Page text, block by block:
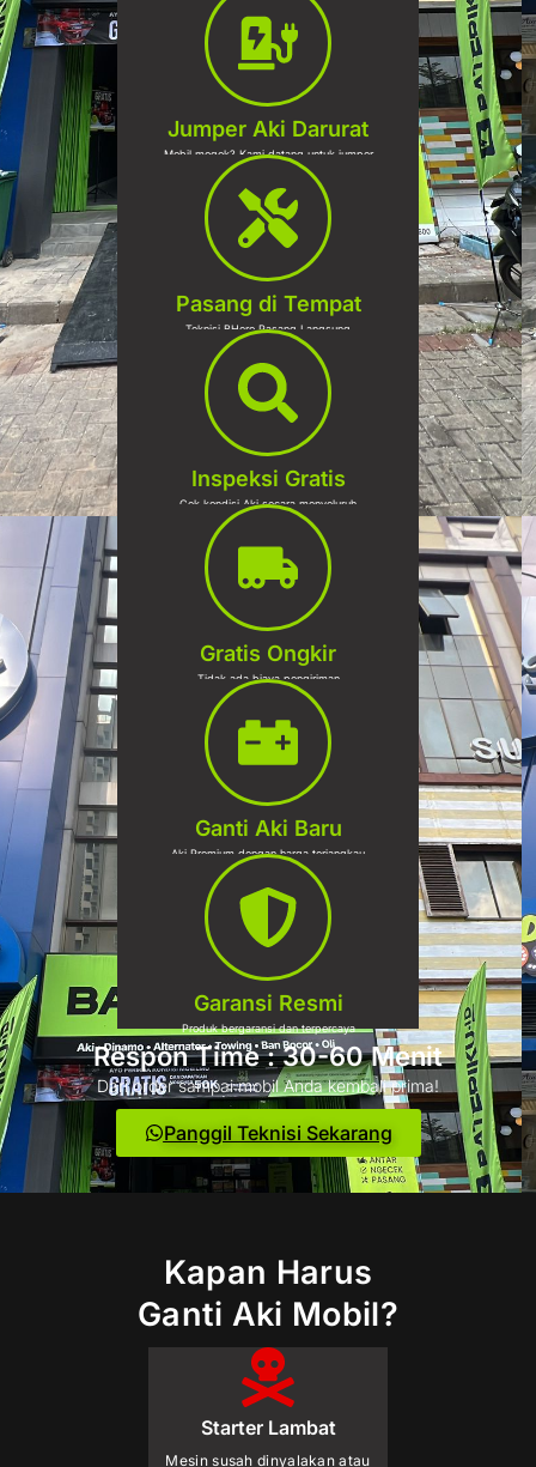
Jumper Aki Darurat
Mobil mogok? Kami datang untuk jumper
Pasang di Tempat
Teknisi BHero Pasang Langsung
Inspeksi Gratis
Cek kondisi Aki secara menyeluruh
Gratis Ongkir
Tidak ada biaya pengiriman
Ganti Aki Baru
Aki Premium dengan harga terjangkau
Garansi Resmi
Produk bergaransi dan terpercaya
Respon Time : 30-60 Menit
Dari order sampai mobil Anda kembali prima!
Panggil Teknisi Sekarang
Kapan Harus
Ganti Aki Mobil?
Starter Lambat
Mesin susah dinyalakan atau